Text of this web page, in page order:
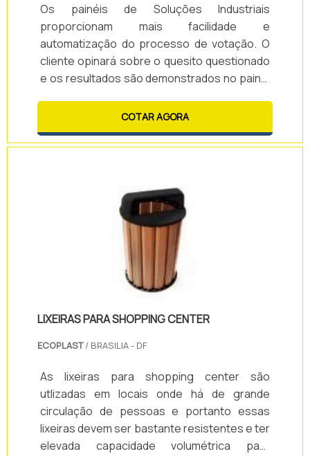
Os painéis de Soluções Industriais
proporcionam mais facilidade e
automatização do processo de votação. O
cliente opinará sobre o quesito questionado
e os resultados são demonstrados no painel
relatórios posteriormente. Realize seu
projeto de acordo com as necessidades da
sua empresa e personalize seu painel com a
Industriais oferece um leque de produtos e
soluções, tais como: painéis de mensagens,
COTAR AGORA
LIXEIRAS PARA SHOPPING CENTER
ECOPLAST/ BRASILIA - DF
As lixeiras para shopping center são
utlizadas em locais onde há de grande
circulação de pessoas e portanto essas
lixeiras devem ser bastante resistentes e ter
elevada capacidade volumétrica para